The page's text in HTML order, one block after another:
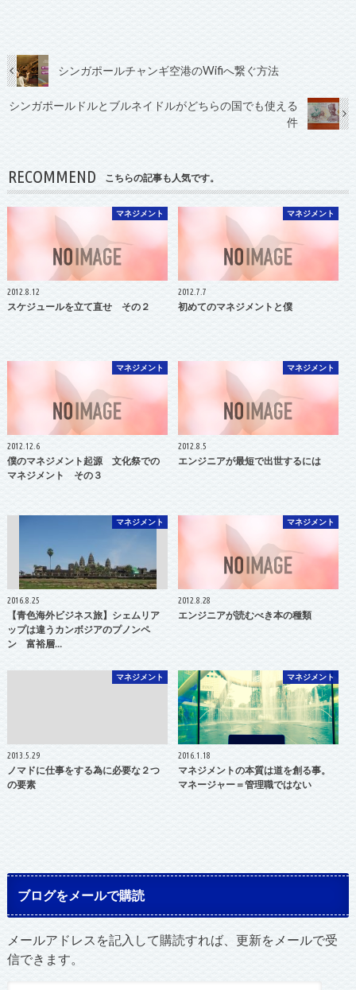
シンガポールチャンギ空港のWifiへ繋ぐ方法
シンガポールドルとブルネイドルがどちらの国でも使える
件
RECOMMEND こちらの記事も人気です。
マネジメント
2012.8.12
スケジュールを立て直せ その２
マネジメント
2012.7.7
初めてのマネジメントと僕
マネジメント
2012.12.6
僕のマネジメント起源 文化祭での
マネジメント その３
マネジメント
2012.8.5
エンジニアが最短で出世するには
マネジメント
2016.8.25
【青色海外ビジネス旅】シェムリア
ップは違うカンボジアのプノンペ
ン 富裕層…
マネジメント
2012.8.28
エンジニアが読むべき本の種類
マネジメント
2013.5.29
ノマドに仕事をする為に必要な２つ
の要素
マネジメント
2016.1.18
マネジメントの本質は道を創る事。
マネージャー＝管理職ではない
ブログをメールで購読
メールアドレスを記入して購読すれば、更新をメールで受
信できます。